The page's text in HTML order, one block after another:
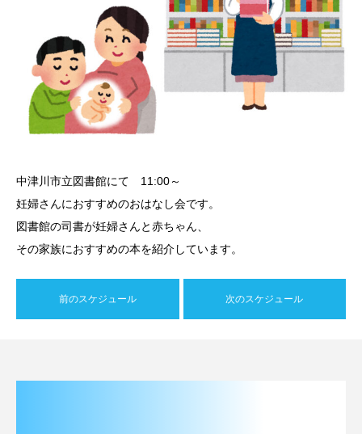
中津川市立図書館にて 11:00～
妊婦さんにおすすめのおはなし会です。
図書館の司書が妊婦さんと赤ちゃん、
その家族におすすめの本を紹介しています。
前のスケジュール 次のスケジュール